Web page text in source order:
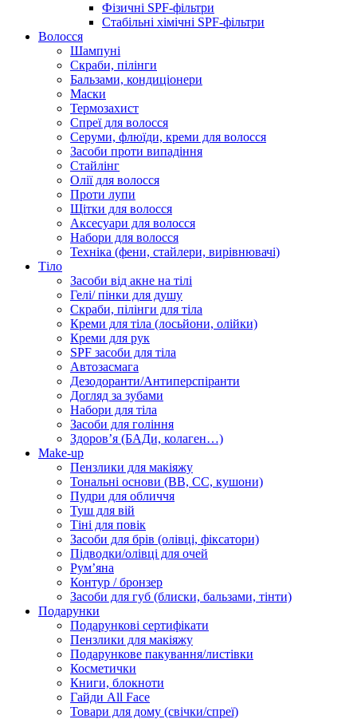
Фізичні SPF-фільтри
Стабільні хімічні SPF-фільтри
Волосся
Шампуні
Скраби, пілінги
Бальзами, кондиціонери
Маски
Термозахист
Спреї для волосся
Серуми, флюїди, креми для волосся
Засоби проти випадіння
Стайлінг
Олії для волосся
Проти лупи
Щітки для волосся
Аксесуари для волосся
Набори для волосся
Техніка (фени, стайлери, вирівнювачі)
Тіло
Засоби від акне на тілі
Гелі/ пінки для душу
Скраби, пілінги для тіла
Креми для тіла (лосьйони, олійки)
Креми для рук
SPF засоби для тіла
Автозасмага
Дезодоранти/Антиперспіранти
Догляд за зубами
Набори для тіла
Засоби для гоління
Здоровʼя (БАДи, колаген…)
Make-up
Пензлики для макіяжу
Тональні основи (BB, CC, кушони)
Пудри для обличчя
Туш для вій
Тіні для повік
Засоби для брів (олівці, фіксатори)
Підводки/олівці для очей
Румʼяна
Контур / бронзер
Засоби для губ (блиски, бальзами, тінти)
Подарунки
Подарункові сертифікати
Пензлики для макіяжу
Подарункове пакування/листівки
Косметички
Книги, блокноти
Гайди All Face
Товари для дому (свічки/спреї)